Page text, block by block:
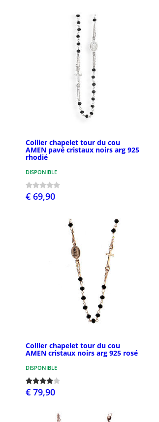
Collier chapelet tour du cou
AMEN pavé cristaux noirs arg 925
rhodié
DISPONIBLE
€ 69,90
Collier chapelet tour du cou
AMEN cristaux noirs arg 925 rosé
DISPONIBLE
€ 79,90